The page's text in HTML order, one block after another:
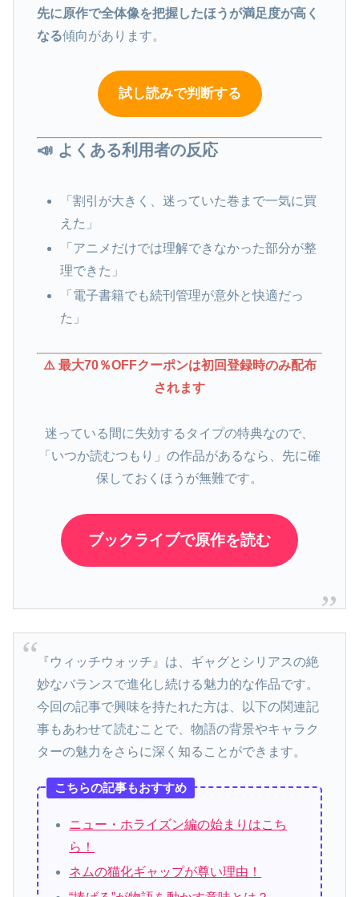
先に原作で全体像を把握したほうが満足度が高く
なる傾向があります。
試し読みで判断する
📣 よくある利用者の反応
「割引が大きく、迷っていた巻まで一気に買
えた」
「アニメだけでは理解できなかった部分が整
理できた」
「電子書籍でも続刊管理が意外と快適だっ
た」
⚠️ 最大70％OFFクーポンは初回登録時のみ配布
されます
迷っている間に失効するタイプの特典なので、
「いつか読むつもり」の作品があるなら、先に確
保しておくほうが無難です。
ブックライブで原作を読む
『ウィッチウォッチ』は、ギャグとシリアスの絶
妙なバランスで進化し続ける魅力的な作品です。
今回の記事で興味を持たれた方は、以下の関連記
事もあわせて読むことで、物語の背景やキャラク
ターの魅力をさらに深く知ることができます。
こちらの記事もおすすめ
ニュー・ホライズン編の始まりはこち
ら！
ネムの猫化ギャップが尊い理由！